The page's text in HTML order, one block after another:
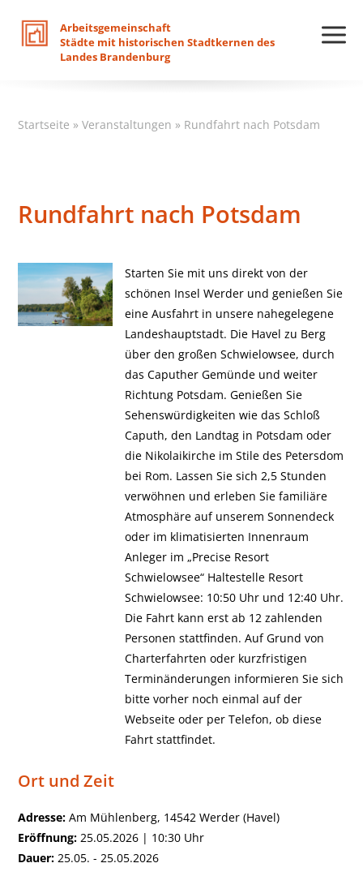
Arbeitsgemeinschaft
Städte mit historischen Stadtkernen des
Landes Brandenburg
Startseite »Veranstaltungen » Rundfahrt nach Potsdam
Rundfahrt nach Potsdam
Starten Sie mit uns direkt von der
schönen Insel Werder und genießen Sie
eine Ausfahrt in unsere nahegelegene
Landeshauptstadt. Die Havel zu Berg
über den großen Schwielowsee, durch
das Caputher Gemünde und weiter
Richtung Potsdam. Genießen Sie
Sehenswürdigkeiten wie das Schloß
Caputh, den Landtag in Potsdam oder
die Nikolaikirche im Stile des Petersdom
bei Rom. Lassen Sie sich 2,5 Stunden
verwöhnen und erleben Sie familiäre
Atmosphäre auf unserem Sonnendeck
oder im klimatisierten Innenraum
Anleger im „Precise Resort
Schwielowsee“ Haltestelle Resort
Schwielowsee: 10:50 Uhr und 12:40 Uhr.
Die Fahrt kann erst ab 12 zahlenden
Personen stattfinden. Auf Grund von
Charterfahrten oder kurzfristigen
Terminänderungen informieren Sie sich
bitte vorher noch einmal auf der
Webseite oder per Telefon, ob diese
Fahrt stattfindet.
Ort und Zeit
Adresse: Am Mühlenberg, 14542 Werder (Havel)
Eröffnung: 25.05.2026 | 10:30 Uhr
Dauer: 25.05. - 25.05.2026